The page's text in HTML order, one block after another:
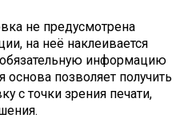
не предусмотрена
на неё наклеивается
информацию
позволяет получить
с точки зрения печати,